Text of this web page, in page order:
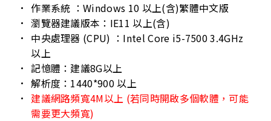
作業系統 ：Windows 10 以上(含)繁體中文版
瀏覽器建議版本：IE11 以上(含)
中央處理器 (CPU) ：Intel Core i5-7500 3.4GHz
以上
記憶體：建議8G以上
解析度：1440*900 以上
建議網路頻寬4M以上 (若同時開啟多個軟體，可能
需要更大頻寬)